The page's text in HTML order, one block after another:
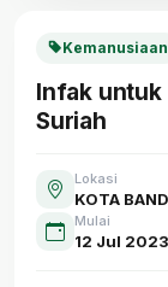
Kemanusiaan
Infak untuk
Suriah
Lokasi
KOTA
Mulai
12 Jul 2023